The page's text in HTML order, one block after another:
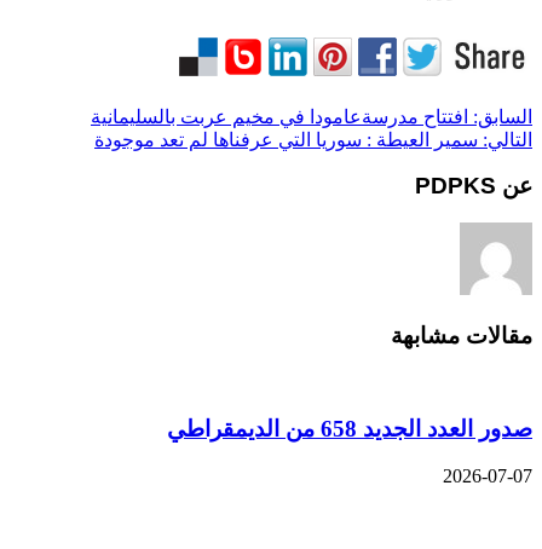
السابق: افتتاح مدرسةعامودا في مخيم عربت بالسليمانية
التالي: سمير العيطة : سوريا التي عرفناها لم تعد موجودة
عن PDPKS
مقالات مشابهة
صدور العدد الجديد 658 من الديمقراطي
2026-07-07